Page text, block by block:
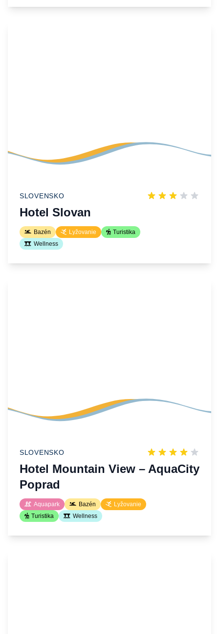
SLOVENSKO
Hotel Slovan
Bazén Lyžovanie
Turistika
Wellness
SLOVENSKO
Hotel Mountain View – AquaCity
Poprad
Aquapark Bazén
Lyžovanie
Turistika
Wellness